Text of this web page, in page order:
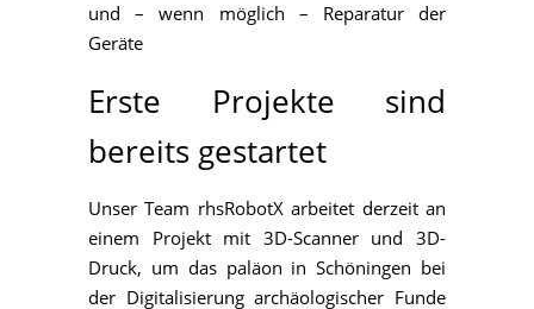
und – wenn möglich – Reparatur der
Geräte
Erste Projekte sind
bereits gestartet
Unser Team rhsRobotX arbeitet derzeit an
einem Projekt mit 3D-Scanner und 3D-
Druck, um das paläon in Schöningen bei
der Digitalisierung archäologischer Funde